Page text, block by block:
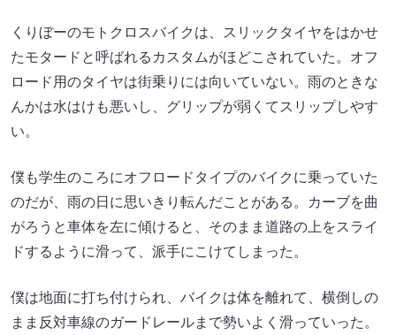
くりぼーのモトクロスバイクは、スリックタイヤをはかせ
たモタードと呼ばれるカスタムがほどこされていた。オフ
ロード用のタイヤは街乗りには向いていない。雨のときな
んかは水はけも悪いし、グリップが弱くてスリップしやす
い。
僕も学生のころにオフロードタイプのバイクに乗っていた
のだが、雨の日に思いきり転んだことがある。カーブを曲
がろうと車体を左に傾けると、そのまま道路の上をスライ
ドするように滑って、派手にこけてしまった。
僕は地面に打ち付けられ、バイクは体を離れて、横倒しの
まま反対車線のガードレールまで勢いよく滑っていった。